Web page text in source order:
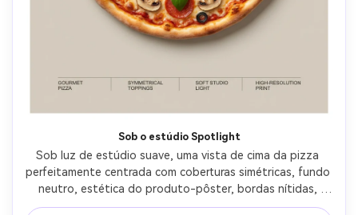
Sob o estúdio Spotlight
Sob luz de estúdio suave, uma vista de cima da pizza
perfeitamente centrada com coberturas simétricas, fundo
neutro, estética do produto-pôster, bordas nítidas,
destaques controlados, grade tipográfica moderna,